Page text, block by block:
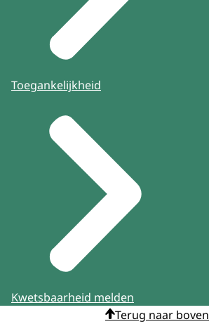
Toegankelijkheid
Kwetsbaarheid melden
Terug naar boven